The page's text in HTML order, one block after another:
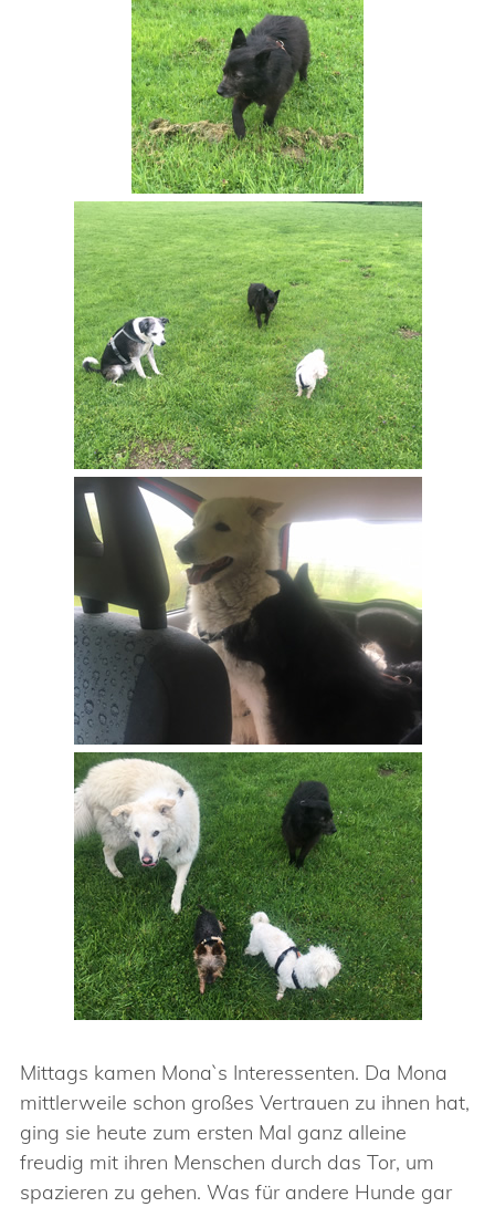
Mittags kamen Mona`s Interessenten. Da Mona
mittlerweile schon großes Vertrauen zu ihnen hat,
ging sie heute zum ersten Mal ganz alleine
freudig mit ihren Menschen durch das Tor, um
spazieren zu gehen. Was für andere Hunde gar